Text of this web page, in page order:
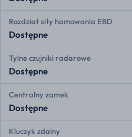
Rozdział siły hamowania EBD
Dostępne
Tylne czujniki radarowe
Dostępne
Centralny zamek
Dostępne
Kluczyk zdalny